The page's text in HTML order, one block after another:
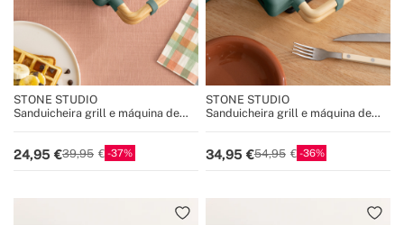
STONE STUDIO
Sanduicheira grill e máquina de
24,95 39,95 37
STONE STUDIO
Sanduicheira grill e máquina de
34,95 54,95 36